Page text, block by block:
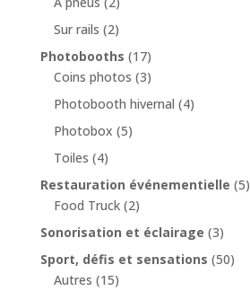
Sur rails (2)
Photobooths (17)
Coins photos (3)
Photobooth hivernal (4)
Photobox (5)
Toiles (4)
Restauration événementielle (5)
Food Truck (2)
Sonorisation et éclairage (3)
Sport, défis et sensations (50)
Autres (15)